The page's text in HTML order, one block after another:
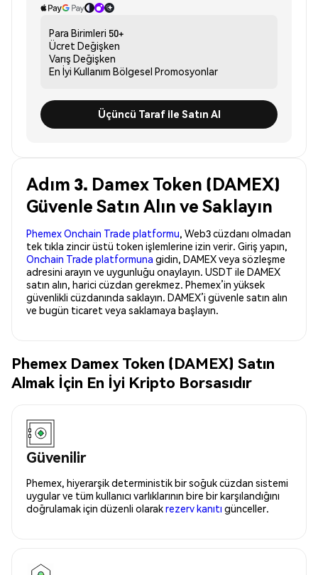
Para Birimleri 50+
Ücret Değişken
Varış Değişken
En İyi Kullanım Bölgesel Promosyonlar
Üçüncü Taraf ile Satın Al
Adım 3. Damex Token (DAMEX)
Güvenle Satın Alın ve Saklayın
Phemex Onchain Trade platformu, Web3 cüzdanı olmadan
tek tıkla zincir üstü token işlemlerine izin verir. Giriş yapın,
Onchain Trade platformuna gidin, DAMEX veya sözleşme
adresini arayın ve uygunluğu onaylayın. USDT ile DAMEX
satın alın, harici cüzdan gerekmez. Phemex’in yüksek
güvenlikli cüzdanında saklayın. DAMEX’i güvenle satın alın
ve bugün ticaret veya saklamaya başlayın.
Phemex Damex Token (DAMEX) Satın
Almak İçin En İyi Kripto Borsasıdır
Güvenilir
Phemex, hiyerarşik deterministik bir soğuk cüzdan sistemi
uygular ve tüm kullanıcı varlıklarının bire bir karşılandığını
doğrulamak için düzenli olarakrezerv kanıtı günceller.